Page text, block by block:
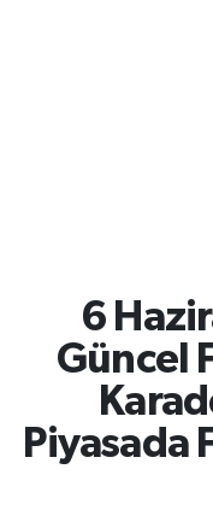
6
Güncel
Piyasada